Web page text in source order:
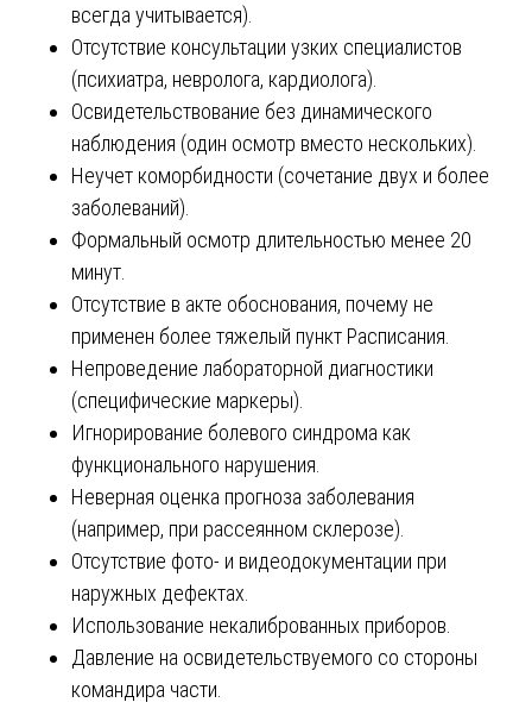
всегда учитывается).
Отсутствие консультации узких специалистов
(психиатра, невролога, кардиолога).
Освидетельствование без динамического
наблюдения (один осмотр вместо нескольких).
Неучет коморбидности (сочетание двух и более
заболеваний).
Формальный осмотр длительностью менее 20
минут.
Отсутствие в акте обоснования, почему не
применен более тяжелый пункт Расписания.
Непроведение лабораторной диагностики
(специфические маркеры).
Игнорирование болевого синдрома как
функционального нарушения.
Неверная оценка прогноза заболевания
(например, при рассеянном склерозе).
Отсутствие фото- и видеодокументации при
наружных дефектах.
Использование некалиброванных приборов.
Давление на освидетельствуемого со стороны
командира части.